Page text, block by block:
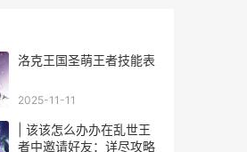
洛克王国圣萌王者技能表
2025-11-11
| 该该怎么办办在乱世王
者中邀请好友：详尽攻略